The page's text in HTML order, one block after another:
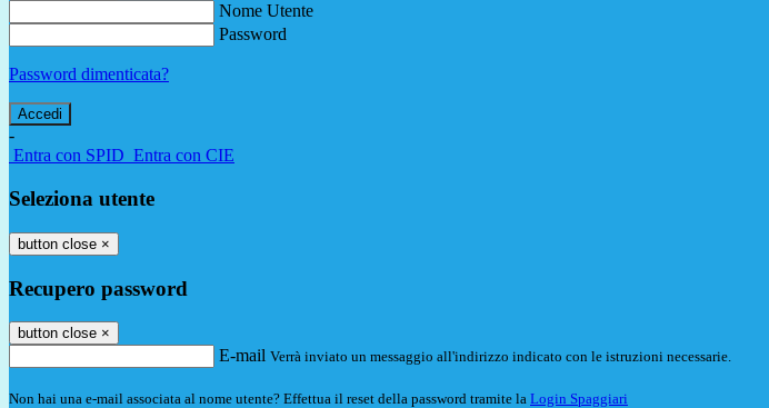
Nome Utente
Password
Password dimenticata?
-
Entra con SPID Entra con CIE
Seleziona utente
button close ×
Recupero password
button close ×
E-mail Verrà inviato un messaggio all'indirizzo indicato con le istruzioni necessarie.
Non hai una e-mail associata al nome utente? Effettua il reset della password tramite la Login Spaggiari